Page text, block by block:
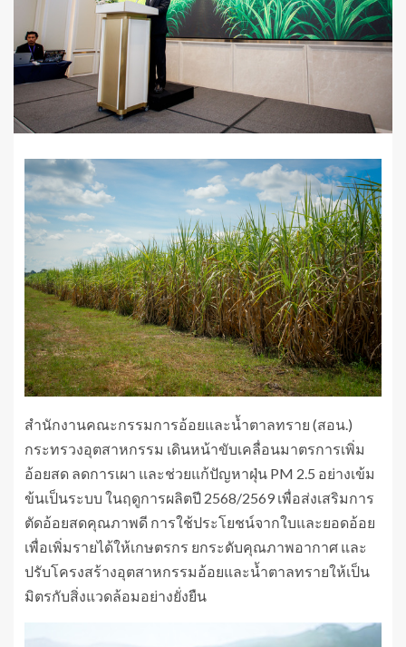
สำนักงานคณะกรรมการอ้อยและน้ำตาลทราย (สอน.)
กระทรวงอุตสาหกรรม เดินหน้าขับเคลื่อนมาตรการเพิ่ม
อ้อยสด ลดการเผา และช่วยแก้ปัญหาฝุ่น PM 2.5 อย่างเข้ม
ข้นเป็นระบบ ในฤดูการผลิตปี 2568/2569 เพื่อส่งเสริมการ
ตัดอ้อยสดคุณภาพดี การใช้ประโยชน์จากใบและยอดอ้อย
เพื่อเพิ่มรายได้ให้เกษตรกร ยกระดับคุณภาพอากาศ และ
ปรับโครงสร้างอุตสาหกรรมอ้อยและน้ำตาลทรายให้เป็น
มิตรกับสิ่งแวดล้อมอย่างยั่งยืน